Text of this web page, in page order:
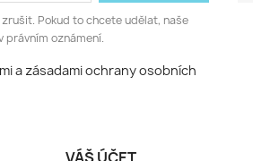
Pokud to chcete udělat, naše
právním oznámení.
a zásadami ochrany osobních
VÁŠ ÚČET